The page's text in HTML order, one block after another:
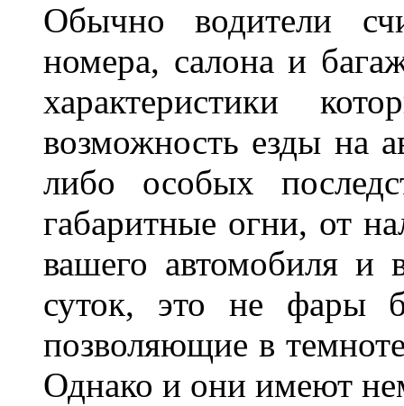
Обычно водители
номера, салона и
характеристики
возможность езды на
либо особых
габаритные огни, от
вашего автомобиля и
суток, это не фары
позволяющие в
Однако и они имеют